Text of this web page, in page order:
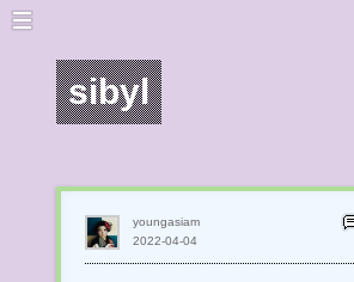
sibyl
2022-04-04
youngasiam